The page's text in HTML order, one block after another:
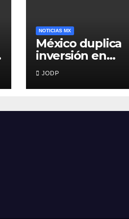
NOTICIAS MX
México duplica
inversión en
primera infancia,
pero solo destina
2.53% del gasto
JODP